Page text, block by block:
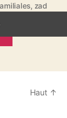
, zad
Haut ↑